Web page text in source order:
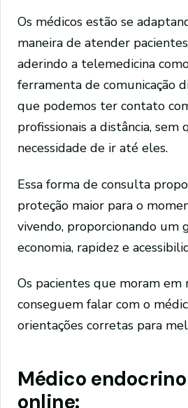
Os médicos estão se
maneira de atender
aderindo a telemedicina
ferramenta de comunicação
que podemos ter contato
profissionais a distância, sem
necessidade de ir até eles.
Essa forma de consulta
proteção maior para o
vivendo, proporcionando um
economia, rapidez e
Os pacientes que moram em
conseguem falar com o
orientações corretas para
Médico
online: